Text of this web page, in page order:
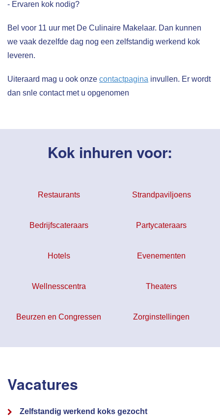
- Ervaren kok nodig?
Bel voor 11 uur met De Culinaire Makelaar. Dan kunnen
we vaak dezelfde dag nog een zelfstandig werkend kok
leveren.
Uiteraard mag u ook onze contactpagina invullen. Er wordt
dan snle contact met u opgenomen
Kok inhuren voor:
Restaurants Strandpaviljoens
Bedrijfscateraars Partycateraars
Hotels Evenementen
Wellnesscentra Theaters
Beurzen en Congressen Zorginstellingen
Vacatures
Zelfstandig werkend koks gezocht